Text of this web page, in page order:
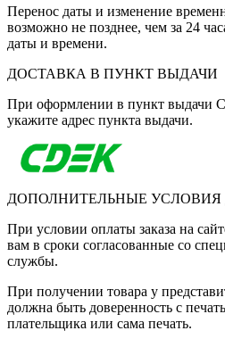
Перенос даты и изменение
возможно не позднее, чем за 24
даты и времени.
ДОСТАВКА В ПУНКТ ВЫДАЧИ
При оформлении в пункт выдачи
укажите адрес пункта выдачи.
ДОПОЛНИТЕЛЬНЫЕ УСЛОВИЯ
При условии оплаты заказа на
вам в сроки согласованные со
службы.
При получении товара у
должна быть доверенность с
плательщика или сама печать.